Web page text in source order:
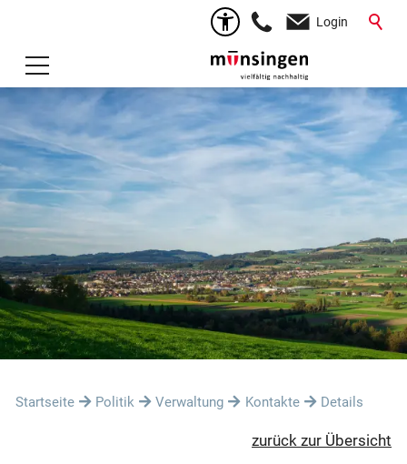
Login
Startseite Politik Verwaltung Kontakte Details
zurück zur Übersicht